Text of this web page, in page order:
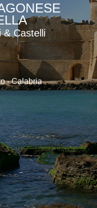
& Castelli
- Calabria